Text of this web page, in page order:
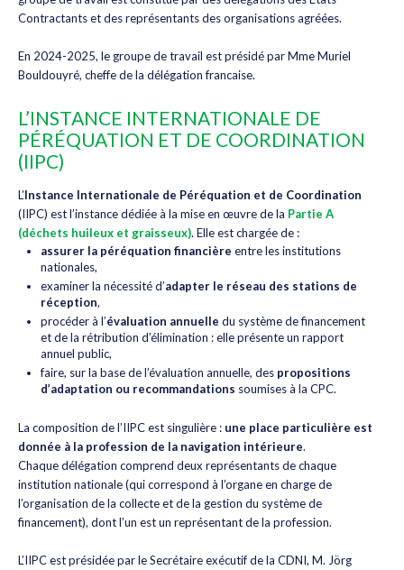
Contractants et des représentants des organisations agréées.
En 2024-2025, le groupe de travail est présidé par Mme Muriel
Bouldouyré, cheffe de la délégation francaise.
L’INSTANCE INTERNATIONALE DE
PÉRÉQUATION ET DE COORDINATION
(IIPC)
L’Instance Internationale de Péréquation et de Coordination
(IIPC) est l’instance dédiée à la mise en œuvre de la Partie A
(déchets huileux et graisseux). Elle est chargée de :
assurer la péréquation financière entre les institutions
nationales,
examiner la nécessité d’adapter le réseau des stations de
réception,
procéder à l’évaluation annuelle du système de financement
et de la rétribution d’élimination : elle présente un rapport
annuel public,
faire, sur la base de l’évaluation annuelle, des propositions
d’adaptation ou recommandations soumises à la CPC.
La composition de l’IIPC est singulière : une place particulière est
donnée à la profession de la navigation intérieure.
Chaque délégation comprend deux représentants de chaque
institution nationale (qui correspond à l’organe en charge de
l’organisation de la collecte et de la gestion du système de
financement), dont l’un est un représentant de la profession.
L’IIPC est présidée par le Secrétaire exécutif de la CDNI, M. Jörg